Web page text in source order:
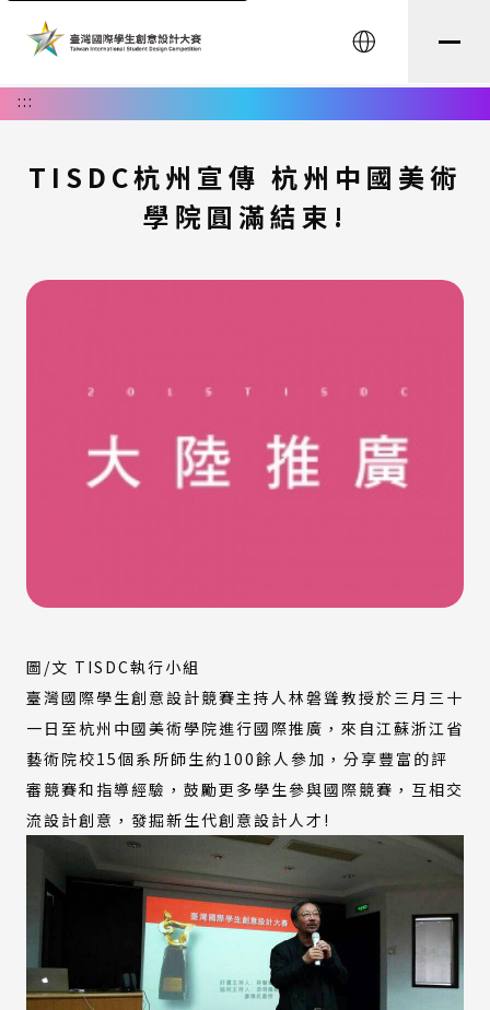
English
:::
TISDC杭州宣傳 杭州中國美術
學院圓滿結束!
圖/文 TISDC執行小組
臺灣國際學生創意設計競賽主持人林磐聳教授於三月三十
一日至杭州中國美術學院進行國際推廣，來自江蘇浙江省
藝術院校15個系所師生約100餘人參加，分享豐富的評
審競賽和指導經驗，鼓勵更多學生參與國際競賽，互相交
流設計創意，發掘新生代創意設計人才!